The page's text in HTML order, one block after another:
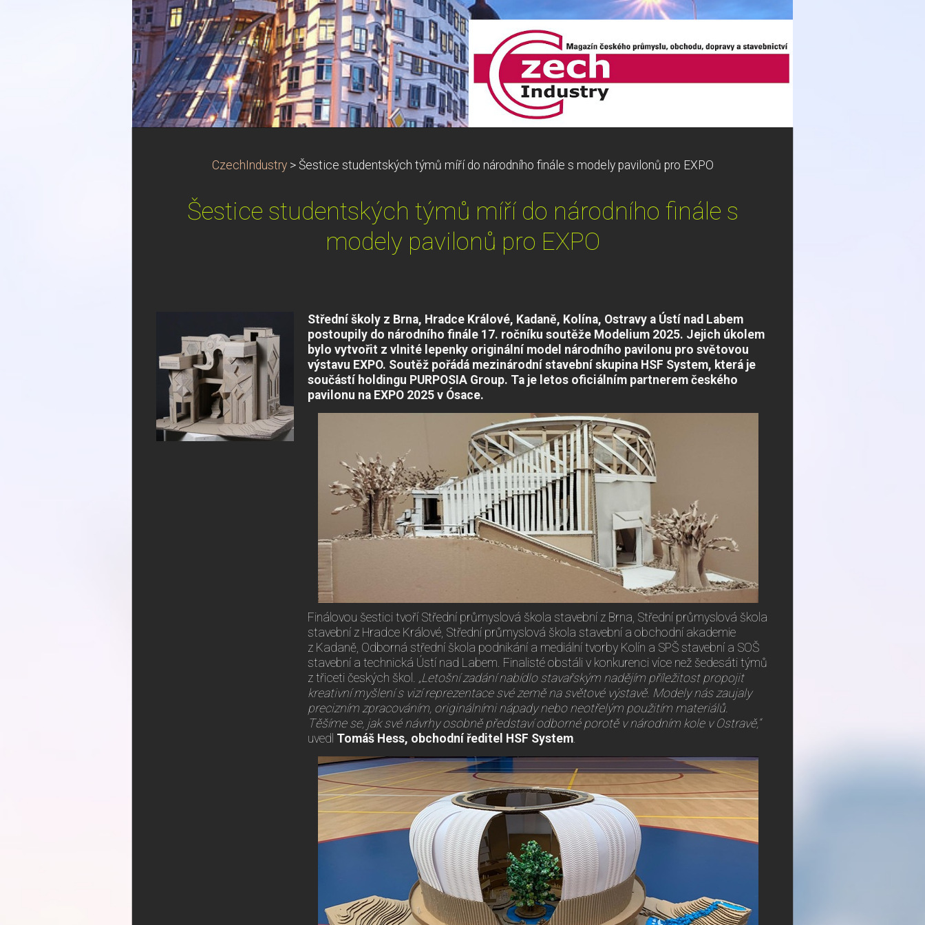
CzechIndustry > Šestice studentských týmů míří do národního finále s modely pavilonů pro EXPO
Šestice studentských týmů míří do národního finále s
modely pavilonů pro EXPO
Střední školy z Brna, Hradce Králové, Kadaně, Kolína, Ostravy a Ústí nad Labem
postoupily do národního finále 17. ročníku soutěže Modelium 2025. Jejich úkolem
bylo vytvořit z vlnité lepenky originální model národního pavilonu pro světovou
výstavu EXPO. Soutěž pořádá mezinárodní stavební skupina HSF System, která je
součástí holdingu PURPOSIA Group. Ta je letos oficiálním partnerem českého
pavilonu na EXPO 2025 v Ósace.
Finálovou šestici tvoří Střední průmyslová škola stavební z Brna, Střední průmyslová škola
stavební z Hradce Králové, Střední průmyslová škola stavební a obchodní akademie
z Kadaně, Odborná střední škola podnikání a mediální tvorby Kolín a SPŠ stavební a SOŠ
stavební a technická Ústí nad Labem. Finalisté obstáli v konkurenci více než šedesáti týmů
z třiceti českých škol. „Letošní zadání nabídlo stavařským nadějím příležitost propojit
kreativní myšlení s vizí reprezentace své země na světové výstavě. Modely nás zaujaly
precizním zpracováním, originálními nápady nebo neotřelým použitím materiálů.
Těšíme se, jak své návrhy osobně představí odborné porotě v národním kole v Ostravě,“
uvedl Tomáš Hess, obchodní ředitel HSF System.